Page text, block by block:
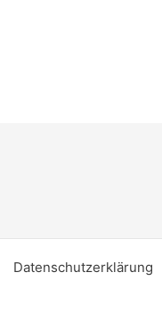
Datenschutzerklärung